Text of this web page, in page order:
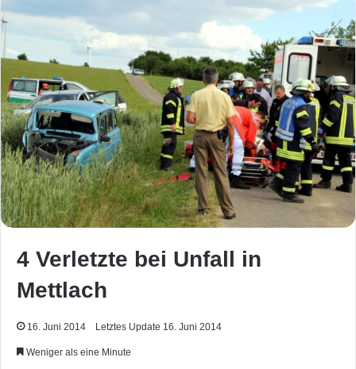
4 Verletzte bei Unfall in
Mettlach
16. Juni 2014 Letztes Update 16. Juni 2014
Weniger als eine Minute